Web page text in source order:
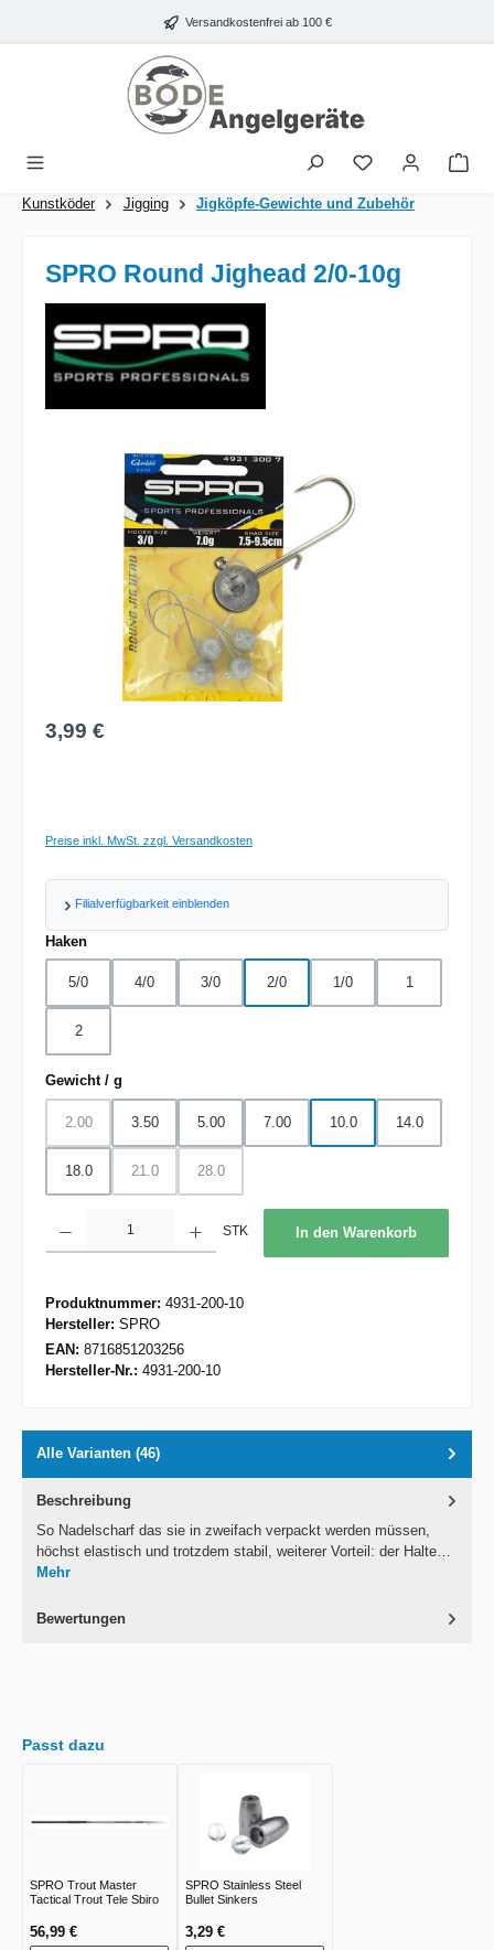
Zum Hauptinhalt springen Versandkostenfrei ab 100 €
Kunstköder Jigging Jigköpfe-Gewichte und Zubehör
SPRO Round Jighead 2/0-10g
Bildergalerie überspringen
Regulärer Preis:
3,99 €
Preise inkl. MwSt. zzgl. Versandkosten
Filialverfügbarkeit einblenden
Hakenauswählen
5/0 4/0 3/0 2/0 1/0 1
2
Gewicht / g
2.00
(Diese Option ist zurzeit nicht verfügbar.)
3.50 5.00 7.00 10.0 14.0
18.0 21.0
(Diese Option ist zurzeit nicht verfügbar.)
28.0
(Diese Option ist zurzeit nicht verfügbar.)
STK In den Warenkorb
Produktnummer: 4931-200-10
Hersteller: SPRO
EAN: 8716851203256
Hersteller-Nr.: 4931-200-10
Alle Varianten (46)
Beschreibung
So Nadelscharf das sie in zweifach verpackt werden müssen,
höchst elastisch und trotzdem stabil, weiterer Vorteil: der Halte…
Mehr
Bewertungen
Passt dazu
SPRO Trout Master
Tactical Trout Tele Sbiro
56,99 €
SPRO Stainless Steel
Bullet Sinkers
3,29 €